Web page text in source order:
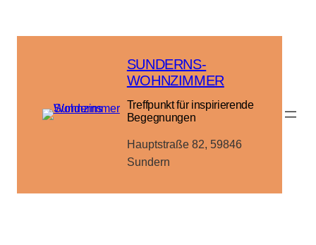
SUNDERNS-
WOHNZIMMER
Treffpunkt für inspirierende
Begegnungen
Hauptstraße 82, 59846
Sundern